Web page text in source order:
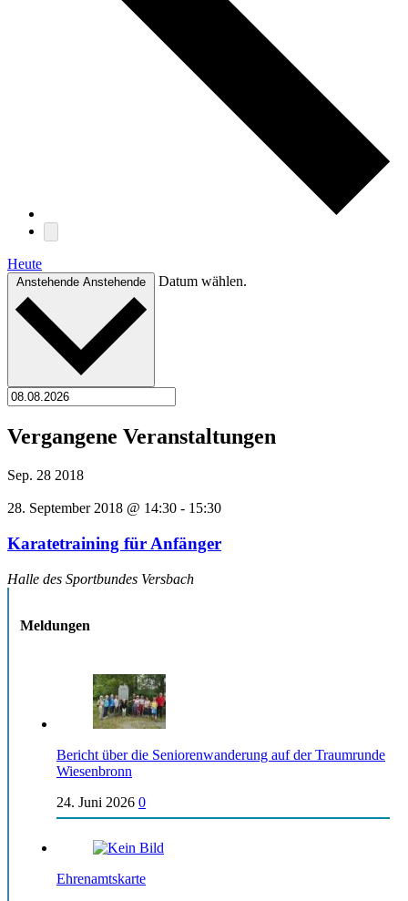
Heute
Anstehende Anstehende Datum wählen.
Vergangene Veranstaltungen
Sep. 28 2018
28. September 2018 @ 14:30 - 15:30
Karatetraining für Anfänger
Halle des Sportbundes Versbach
Meldungen
Bericht über die Seniorenwanderung auf der Traumrunde
Wiesenbronn
24. Juni 2026 0
Ehrenamtskarte